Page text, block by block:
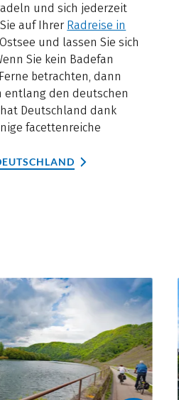
und sich jederzeit
auf Ihrer Radreise in
und lassen Sie sich
Sie kein Badefan
betrachten, dann
entlang den deutschen
Deutschland dank
facettenreiche